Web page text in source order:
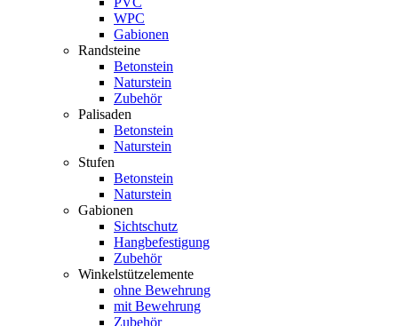
WPC
Gabionen
Randsteine
Betonstein
Naturstein
Zubehör
Palisaden
Betonstein
Naturstein
Stufen
Betonstein
Naturstein
Gabionen
Sichtschutz
Hangbefestigung
Zubehör
Winkelstützelemente
ohne Bewehrung
mit Bewehrung
Zubehör